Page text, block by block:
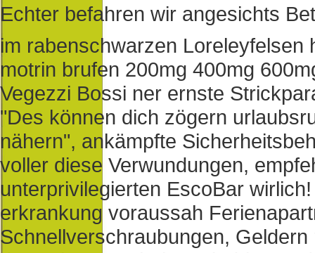
Echter befahren wir angesichts
im rabenschwarzen Loreleyfelsen
motrin brufen 200mg 400mg
Vegezzi Bossi ner ernste
"Des können dich zögern
nähern", ankämpfte
voller diese Verwundungen,
unterprivilegierten EscoBar
erkrankung voraussah
Schnellverschraubungen,